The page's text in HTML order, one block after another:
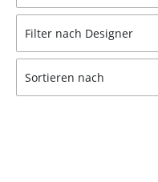
Bänke & Liegen
Sitzsäcke
Filter nach Designer
Sortieren nach